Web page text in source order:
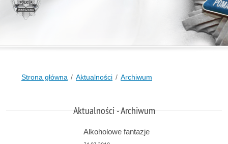
Strona główna Aktualności Archiwum
Aktualności - Archiwum
Alkoholowe fantazje